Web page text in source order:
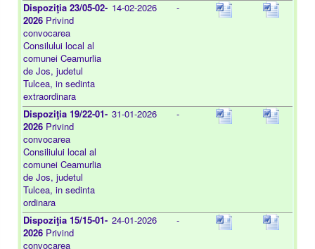
Dispoziţia 23/05-02-
2026 Privind
convocarea
Consilului local al
comunei Ceamurlia
de Jos, judetul
Tulcea, in sedinta
extraordinara
14-02-2026 -
Dispoziţia 19/22-01-
2026 Privind
convocarea
Consiliului local al
comunei Ceamurlia
de Jos, judetul
Tulcea, in sedinta
ordinara
31-01-2026 -
Dispoziţia 15/15-01-
2026 Privind
convocarea
24-01-2026 -